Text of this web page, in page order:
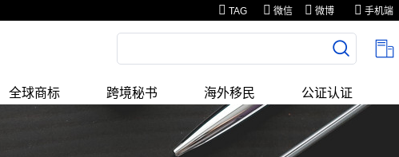
TAG 微信 微博 手机端
全球商标 跨境秘书 海外移民 公证认证